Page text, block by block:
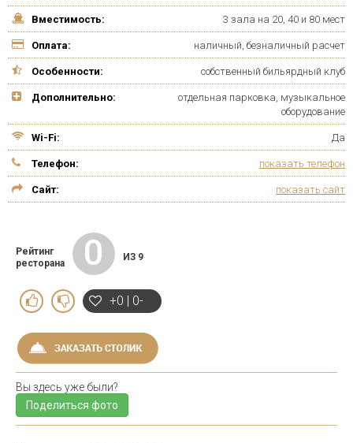
Вместимость: 3 зала на 20, 40 и 80 мест
Оплата: наличный, безналичный расчет
Особенности: собственный бильярдный клуб
Дополнительно:
отдельная парковка, музыкальное
оборудование
Wi-Fi: Да
Телефон: показать телефон
Сайт: показать сайт
Рейтинг
ресторана
0 ИЗ 9
+0 | 0-
Вы здесь уже были?
Поделиться фото